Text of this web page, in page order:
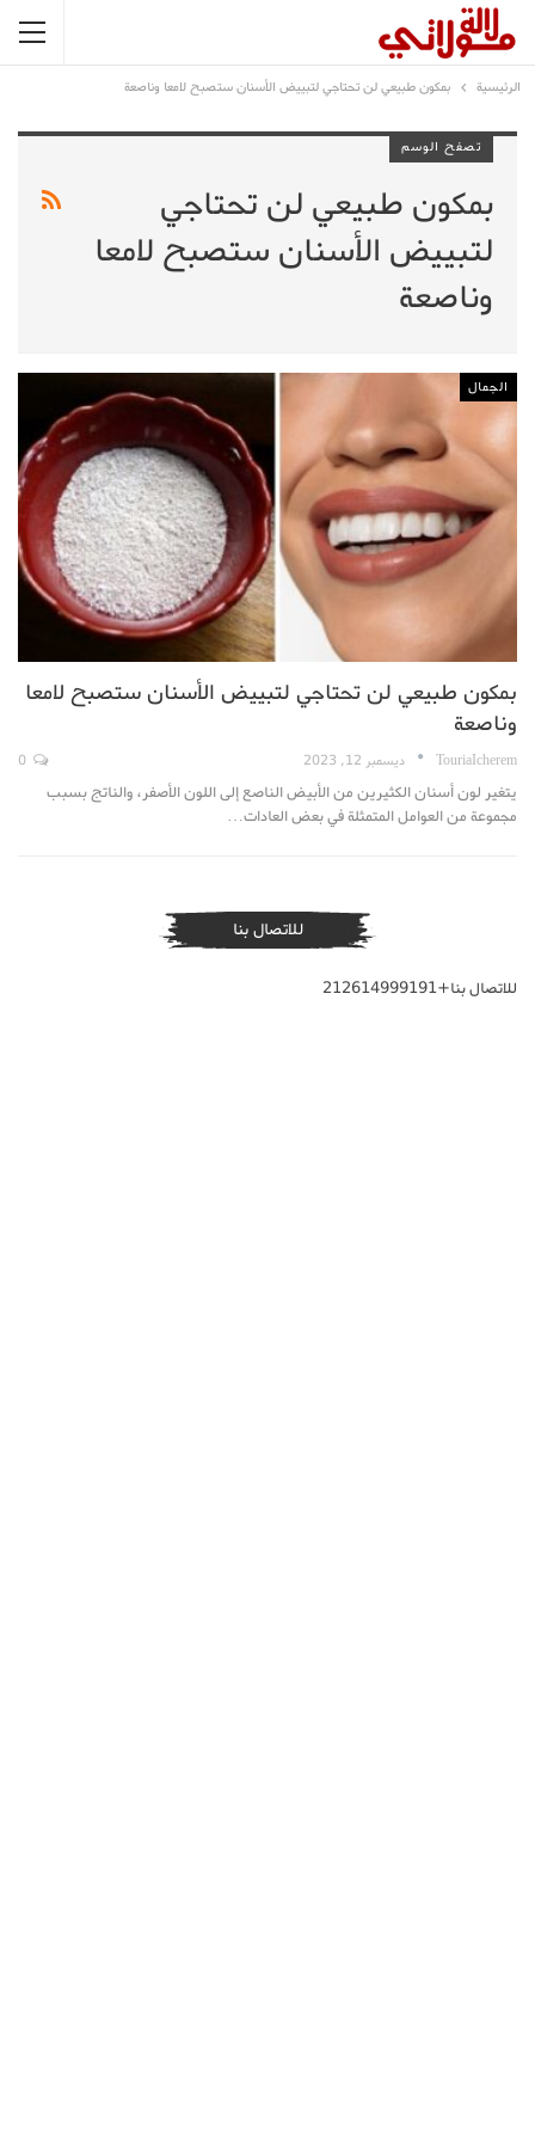
الرئيسية بمكون طبيعي لن تحتاجي لتبييض الأسنان ستصبح لامعا وناصعة
تصفح الوسم
بمكون طبيعي لن تحتاجي
لتبييض الأسنان ستصبح لامعا
وناصعة
الجمال
بمكون طبيعي لن تحتاجي لتبييض الأسنان ستصبح لامعا
وناصعة
TouriaIcherem ديسمبر 12, 2023
يتغير لون أسنان الكثيرين من الأبيض الناصع إلى اللون الأصفر، والناتج بسبب
مجموعة من العوامل المتمثلة في بعض العادات…
للاتصال بنا
للاتصال بنا+212614999191